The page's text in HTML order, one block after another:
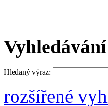
Vyhledávání
Hledaný výraz:
rozšířené